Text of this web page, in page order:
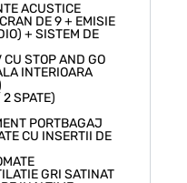
ACUSTICE
DE 9 + EMISIE
+ SISTEM DE
STOP AND GO
INTERIOARA
SPATE)
PORTBAGAJ
CU INSERTII DE
GRI SATINAT